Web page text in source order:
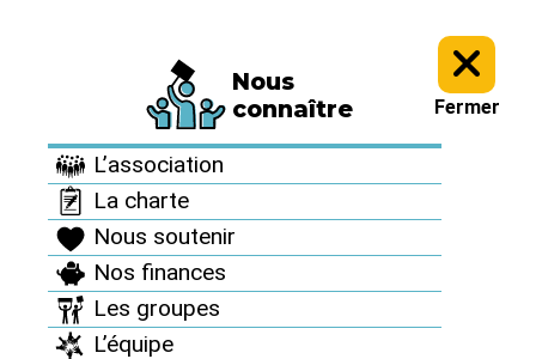
Nous
connaître
L’association
La charte
Nous soutenir
Nos finances
Les groupes
L’équipe
Fermer
Informez vous > Des accidents nucléaires partout >
Des accidents
nucléaires partout